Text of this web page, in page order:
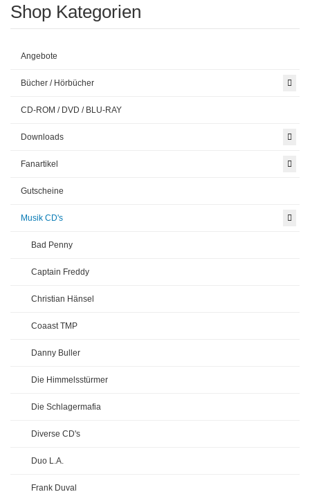
Shop Kategorien
Angebote
Bücher / Hörbücher
CD-ROM / DVD / BLU-RAY
Downloads
Fanartikel
Gutscheine
Musik CD's
Bad Penny
Captain Freddy
Christian Hänsel
Coaast TMP
Danny Buller
Die Himmelsstürmer
Die Schlagermafia
Diverse CD's
Duo L.A.
Frank Duval